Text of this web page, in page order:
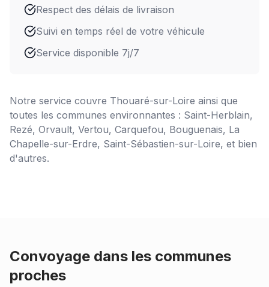
Respect des délais de livraison
Suivi en temps réel de votre véhicule
Service disponible 7j/7
Notre service couvre Thouaré-sur-Loire ainsi que
toutes les communes environnantes : Saint-Herblain,
Rezé, Orvault, Vertou, Carquefou, Bouguenais, La
Chapelle-sur-Erdre, Saint-Sébastien-sur-Loire, et bien
d'autres.
Convoyage dans les communes
proches